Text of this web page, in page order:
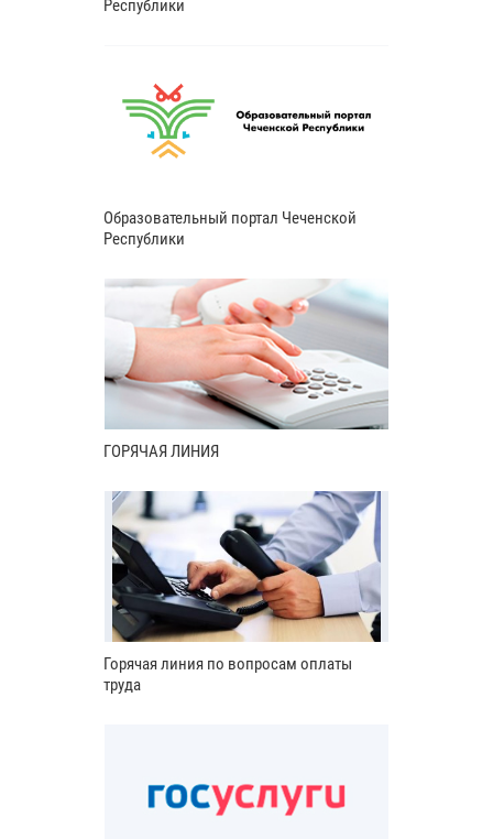
Республики
Образовательный портал Чеченской
Республики
ГОРЯЧАЯ ЛИНИЯ
Горячая линия по вопросам оплаты
труда